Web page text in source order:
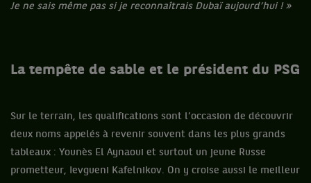
Je ne sais même pas si je reconnaîtrais Dubaï aujourd’hui ! »
La tempête de sable et le président du PSG
Sur le terrain, les qualifications sont l’occasion de découvrir
deux noms appelés à revenir souvent dans les plus grands
tableaux : Younès El Aynaoui et surtout un jeune Russe
prometteur, Ievgueni Kafelnikov. On y croise aussi le meilleur